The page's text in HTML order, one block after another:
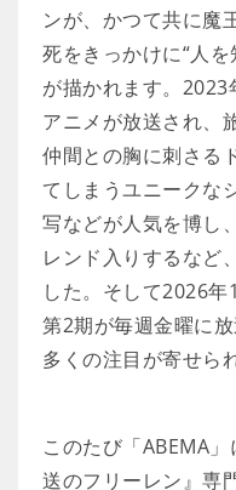
ンが、かつて共に魔
死をきっかけに“人
が描かれます。
アニメが放送され、
仲間との胸に刺さる
てしまうユニークな
写などが人気を博し
レンド入りするなど
した。そして2026
第2期が毎週金曜に
多くの注目が寄せら
このたび「ABEMA
送のフリーレン』専